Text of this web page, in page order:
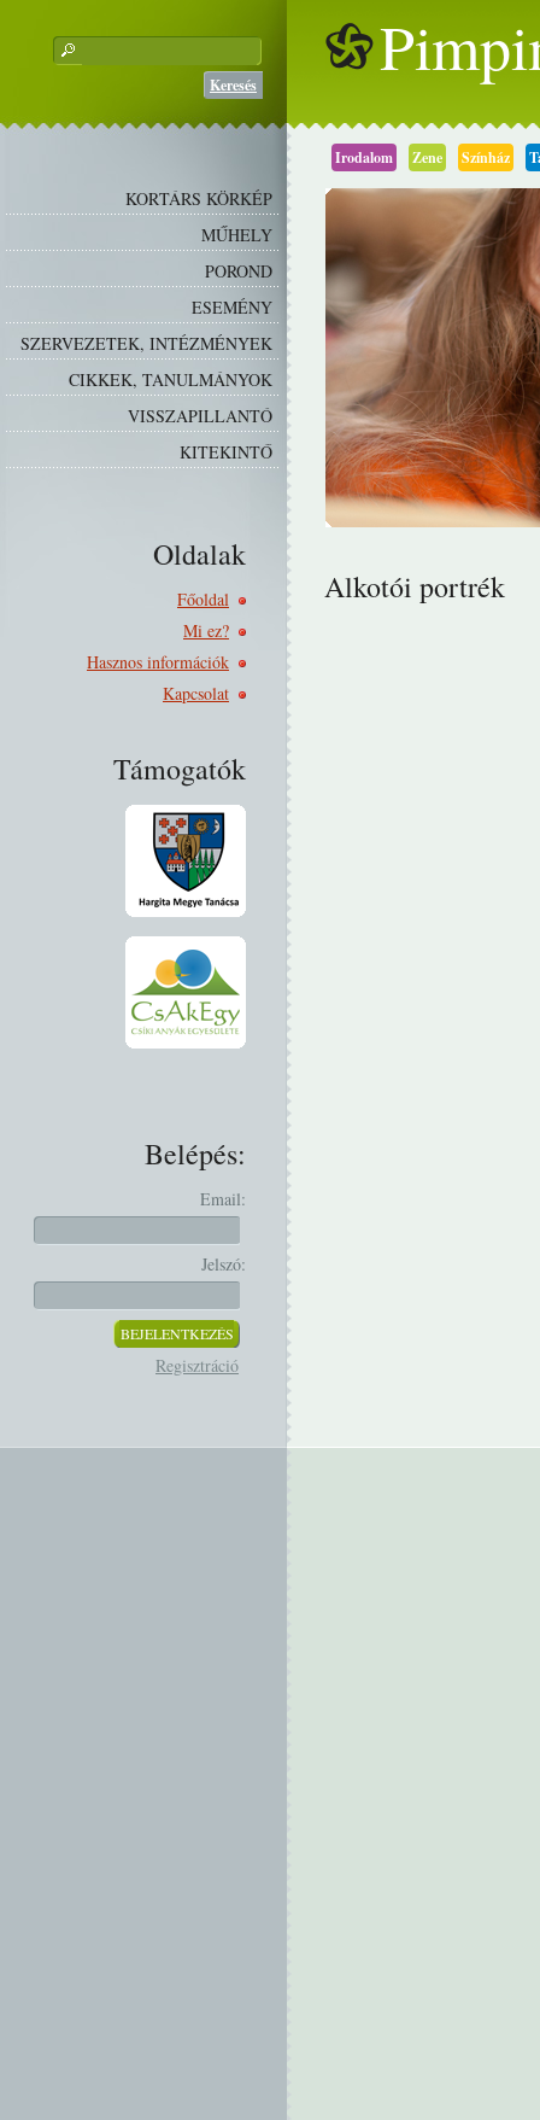
Keresés
KORTÁRS KÖRKÉP
MŰHELY
POROND
ESEMÉNY
SZERVEZETEK, INTÉZMÉNYEK
CIKKEK, TANULMÁNYOK
VISSZAPILLANTÓ
KITEKINTŐ
Oldalak
Főoldal
Mi ez?
Hasznos információk
Kapcsolat
Támogatók
Belépés:
Email:
Jelszó:
Regisztráció
Irodalom Zene Színház
Alkotói portrék